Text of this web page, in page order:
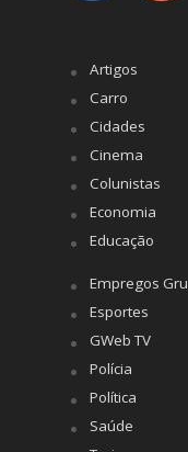
Artigos
Carro
Cidades
Cinema
Colunistas
Economia
Educação
Empregos Gru
Esportes
GWeb TV
Polícia
Política
Saúde